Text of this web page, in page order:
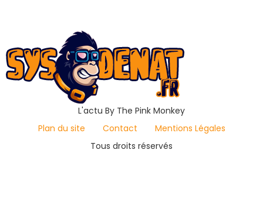
L'actu By The Pink Monkey
Plan du site
Contact
Mentions Légales
Tous droits réservés